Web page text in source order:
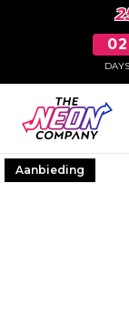
02
DAYS
Aanbieding